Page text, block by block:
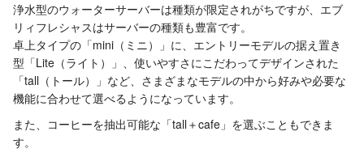
浄水型のウォーターサーバーは種類が限定されがちですが、エブ
リィフレシャスはサーバーの種類も豊富です。
卓上タイプの「mini（ミニ）」に、エントリーモデルの据え置き
型「Lite（ライト）」、使いやすさにこだわってデザインされた
「tall（トール）」など、さまざまなモデルの中から好みや必要な
機能に合わせて選べるようになっています。
また、コーヒーを抽出可能な「tall＋cafe」を選ぶこともできま
す。